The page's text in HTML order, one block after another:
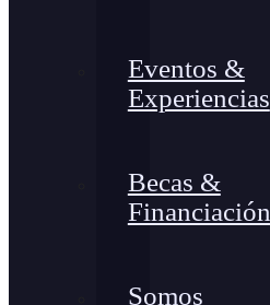
Eventos &
Experiencias
Becas &
Financiación
Somos